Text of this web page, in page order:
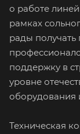
о работе
рамках
рады получать
поддержку в
уровне
оборудования
Техническая